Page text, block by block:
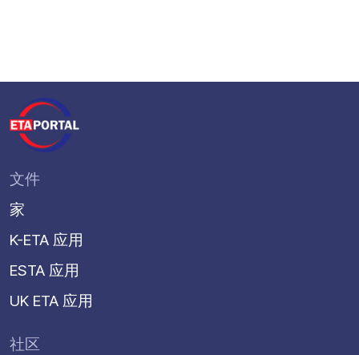
文件
家
K-ETA 应用
ESTA 应用
UK ETA 应用
社区